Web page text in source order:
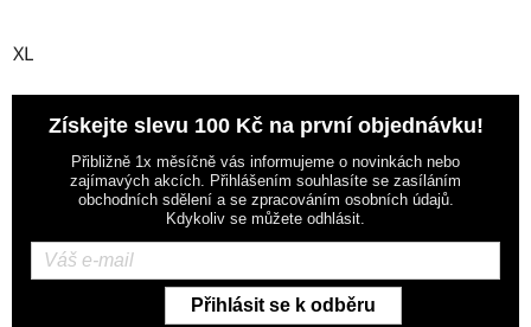
XL
Získejte slevu 100 Kč na první objednávku!
Přibližně 1x měsíčně vás informujeme o novinkách nebo
zajímavých akcích. Přihlášením souhlasíte se zasíláním
obchodních sdělení a se zpracováním osobních údajů.
Kdykoliv se můžete odhlásit.
Přihlásit se k odběru